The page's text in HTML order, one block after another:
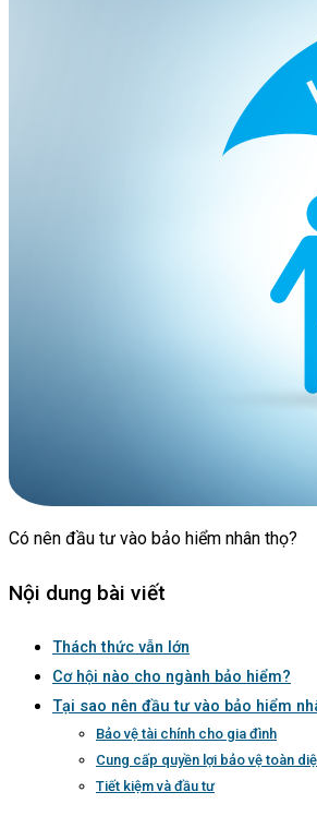
Có nên đầu tư vào bảo hiểm nhân thọ?
Nội dung bài viết
Thách thức vẫn lớn
Cơ hội nào cho ngành bảo hiểm?
Tại sao nên đầu tư vào bảo hiểm
Bảo vệ tài chính cho gia đình
Cung cấp quyền lợi bảo vệ toàn
Tiết kiệm và đầu tư